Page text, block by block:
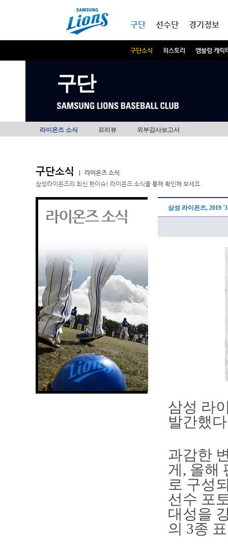
구단
구단소식 히스토리 엠블럼 캐릭
선수단 경기정보
구단
라이온즈 소식 프리뷰 외부감사보고서
구단소식
라이온즈 소식
삼성라이온즈의 최신 핫이슈! 라이온즈 소식을 통해 확인해 보세요.
라이온즈 소식 삼성 라이온즈, 2019
삼성 라
발간했
과감한
게, 올해
로 구성
선수 포
대성을
의 3종